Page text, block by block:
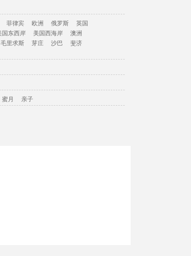
菲律宾 欧洲 俄罗斯
英国
国东西岸 美国西海岸
澳洲
毛里求斯 芽庄 沙巴
斐济
蜜月 亲子